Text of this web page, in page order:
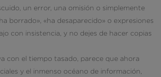
un error, una omisión o simplemente
borrado», «ha desaparecido» o expresiones
con insistencia, y no dejes de hacer copias
con el tiempo tasado, parece que ahora
y el inmenso océano de información,